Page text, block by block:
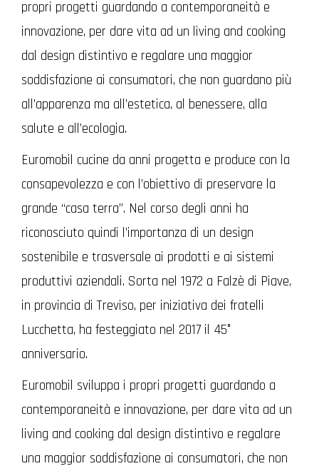
propri progetti guardando a contemporaneità e
innovazione, per dare vita ad un living and cooking
dal design distintivo e regalare una maggior
soddisfazione ai consumatori, che non guardano più
all’apparenza ma all’estetica, al benessere, alla
salute e all’ecologia.
Euromobil cucine da anni progetta e produce con la
consapevolezza e con l’obiettivo di preservare la
grande “casa terra”. Nel corso degli anni ha
riconosciuto quindi l’importanza di un design
sostenibile e trasversale ai prodotti e ai sistemi
produttivi aziendali. Sorta nel 1972 a Falzè di Piave,
in provincia di Treviso, per iniziativa dei fratelli
Lucchetta, ha festeggiato nel 2017 il 45°
anniversario.
Euromobil sviluppa i propri progetti guardando a
contemporaneità e innovazione, per dare vita ad un
living and cooking dal design distintivo e regalare
una maggior soddisfazione ai consumatori, che non